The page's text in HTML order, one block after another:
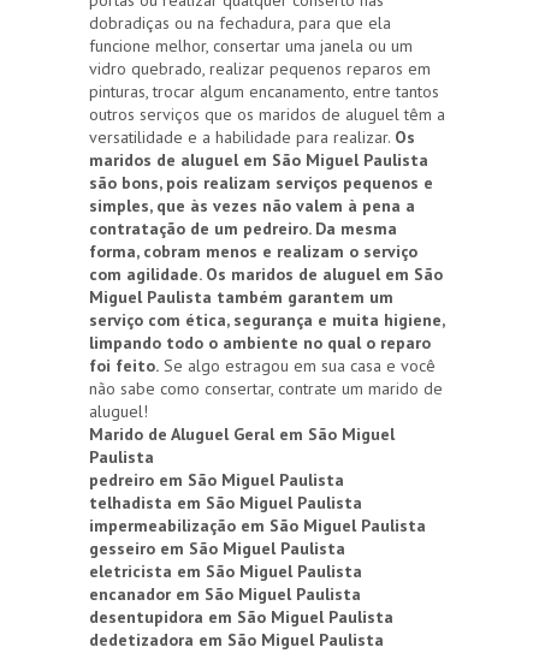
dobradiças ou na fechadura, para que ela
funcione melhor, consertar uma janela ou um
vidro quebrado, realizar pequenos reparos em
pinturas, trocar algum encanamento, entre tantos
outros serviços que os maridos de aluguel têm a
versatilidade e a habilidade para realizar. Os
maridos de aluguel em São Miguel Paulista
são bons, pois realizam serviços pequenos e
simples, que às vezes não valem à pena a
contratação de um pedreiro. Da mesma
forma, cobram menos e realizam o serviço
com agilidade. Os maridos de aluguel em São
Miguel Paulista também garantem um
serviço com ética, segurança e muita higiene,
limpando todo o ambiente no qual o reparo
foi feito. Se algo estragou em sua casa e você
não sabe como consertar, contrate um marido de
aluguel!
Marido de Aluguel Geral em São Miguel
Paulista
pedreiro em São Miguel Paulista
telhadista em São Miguel Paulista
impermeabilização em São Miguel Paulista
gesseiro em São Miguel Paulista
eletricista em São Miguel Paulista
encanador em São Miguel Paulista
desentupidora em São Miguel Paulista
dedetizadora em São Miguel Paulista